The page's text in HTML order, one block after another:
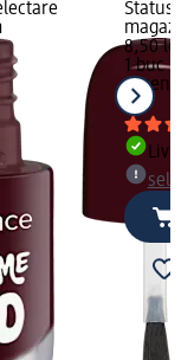
Status
8,50 lei
1 buc
essence
ml